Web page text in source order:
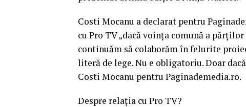
Costi Mocanu a declarat pentru
cu Pro TV „dacă voința comună a
continuăm să colaborăm în felurite
literă de lege. Nu e obligatoriu. Doar
Costi Mocanu pentru Paginademedia.ro.
Despre relația cu Pro TV?